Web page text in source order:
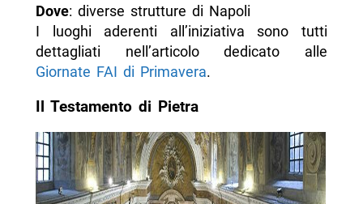
Dove: diverse strutture di Napoli
I luoghi aderenti all’iniziativa sono tutti
dettagliati nell’articolo dedicato alle
Giornate FAI di Primavera.
Il Testamento di Pietra